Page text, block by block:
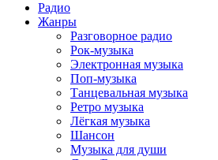
Радио
Жанры
Разговорное радио
Рок-музыка
Электронная музыка
Поп-музыка
Танцевальная музыка
Ретро музыка
Лёгкая музыка
Шансон
Музыка для души